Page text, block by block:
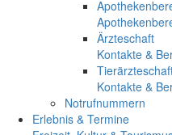
Ärzteschaft
Kontakte &
Kontakte &
Notrufnummern
Erlebnis & Termine